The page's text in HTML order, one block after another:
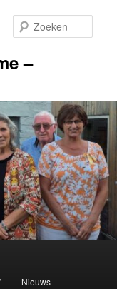
–
Nieuws